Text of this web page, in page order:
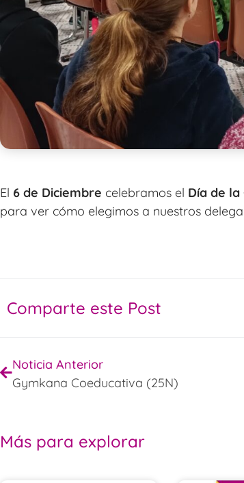
El 6 de Diciembre celebramos el Día de
para ver cómo elegimos a nuestros
Comparte este Post
Noticia Anterior
Gymkana Coeducativa (25N)
Más para explorar